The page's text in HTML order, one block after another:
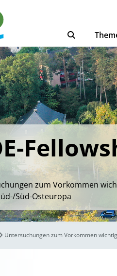
zum Vorkommen
Süd-Osteuropa
Untersuchungen zum Vorkommen